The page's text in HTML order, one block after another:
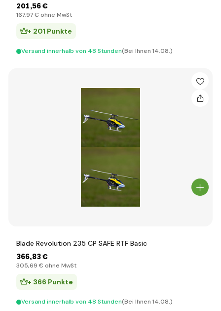
201,56 €
167,97 € ohne MwSt
+ 201 Punkte
Versand innerhalb von 48 Stunden(Bei Ihnen 14.08.)
Blade Revolution 235 CP SAFE RTF Basic
366,83 €
305,69 € ohne MwSt
+ 366 Punkte
Versand innerhalb von 48 Stunden(Bei Ihnen 14.08.)